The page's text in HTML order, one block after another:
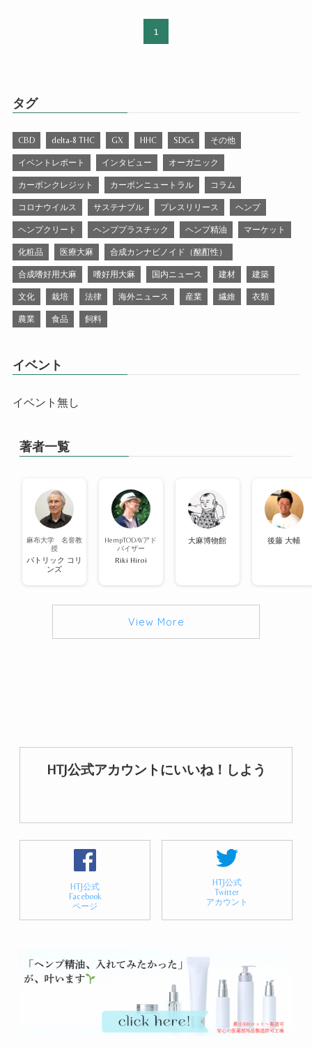
1
タグ
CBD delta-8 THC GX HHC SDGs その他
イベントレポート インタビュー オーガニック
カーボンクレジット カーボンニュートラル コラム
コロナウイルス サステナブル プレスリリース ヘンプ
ヘンプクリート ヘンププラスチック ヘンプ精油 マーケット
化粧品 医療大麻 合成カンナビノイド（酩酊性）
合成嗜好用大麻 嗜好用大麻 国内ニュース 建材 建築
文化 栽培 法律 海外ニュース 産業 繊維 衣類
農業 食品 飼料
イベント
イベント無し
著者一覧
麻布大学 名誉教
授
パトリック コリ
ンズ
HempTODAYアド
バイザー
Riki Hiroi
大麻博物館 後藤 大輔
View More
HTJ公式アカウントにいいね！しよう
HTJ公式
Facebook
ページ
HTJ公式
Twitter
アカウント